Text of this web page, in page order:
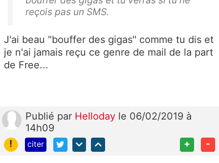
reçois pas un SMS.
J'ai beau "bouffer des gigas" comme tu dis et
je n'ai jamais reçu ce genre de mail de la part
de Free...
Publié par Helloday le 06/02/2019 à
14h09
!
citer + -